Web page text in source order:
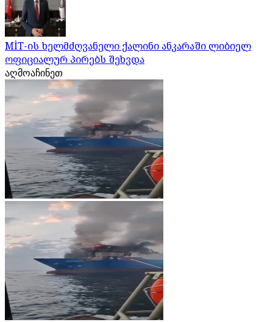
MİT-ის ხელმძღვანელი ქალინი ანკარაში ლიბიელ
ოფიციალურ პირებს შეხვდა
აღმოაჩინეთ